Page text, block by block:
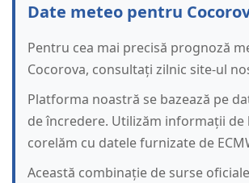
Date meteo pentru
Pentru cea mai precisă prognoză
Cocorova, consultați zilnic site-ul
Platforma noastră se bazează pe
de încredere. Utilizăm informații de
corelăm cu datele furnizate de
Această combinație de surse